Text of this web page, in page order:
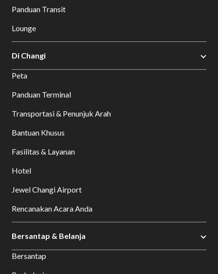
Panduan Transit
Lounge
Di Changi
Peta
Panduan Terminal
Transportasi & Penunjuk Arah
Bantuan Khusus
Fasilitas & Layanan
Hotel
Jewel Changi Airport
Rencanakan Acara Anda
Bersantap & Belanja
Bersantap